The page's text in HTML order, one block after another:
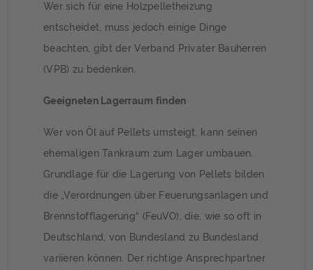
Wer sich für eine Holzpelletheizung
entscheidet, muss jedoch einige Dinge
beachten, gibt der Verband Privater Bauherren
(VPB) zu bedenken.
Geeigneten Lagerraum finden
Wer von Öl auf Pellets umsteigt, kann seinen
ehemaligen Tankraum zum Lager umbauen.
Grundlage für die Lagerung von Pellets bilden
die „Verordnungen über Feuerungsanlagen und
Brennstofflagerung“ (FeuVO), die, wie so oft in
Deutschland, von Bundesland zu Bundesland
variieren können. Der richtige Ansprechpartner